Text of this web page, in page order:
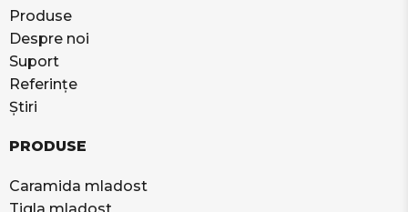
Produse
Despre noi
Suport
Referințe
Știri
PRODUSE
Caramida mladost